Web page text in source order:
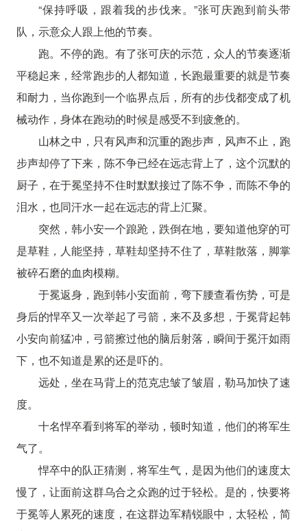
“保持呼吸，跟着我的步伐来。”张可庆跑到前头带
队，示意众人跟上他的节奏。
跑。不停的跑。有了张可庆的示范，众人的节奏逐渐
平稳起来，经常跑步的人都知道，长跑最重要的就是节奏
和耐力，当你跑到一个临界点后，所有的步伐都变成了机
械动作，身体在跑动的时候是感受不到疲惫的。
山林之中，只有风声和沉重的跑步声，风声不止，跑
步声却停了下来，陈不争已经在远志背上了，这个沉默的
厨子，在于冕坚持不住时默默接过了陈不争，而陈不争的
泪水，也同汗水一起在远志的背上汇聚。
突然，韩小安一个踉跄，跌倒在地，要知道他穿的可
是草鞋，人能坚持，草鞋却坚持不住了，草鞋散落，脚掌
被碎石磨的血肉模糊。
于冕返身，跑到韩小安面前，弯下腰查看伤势，可是
身后的悍卒又一次举起了弓箭，来不及多想，于冕背起韩
小安向前猛冲，弓箭擦过他的脑后射落，瞬间于冕汗如雨
下，也不知道是累的还是吓的。
远处，坐在马背上的范克忠皱了皱眉，勒马加快了速
度。
十名悍卒看到将军的举动，顿时知道，他们的将军生
气了。
悍卒中的队正猜测，将军生气，是因为他们的速度太
慢了，让面前这群乌合之众跑的过于轻松。是的，快要将
于冕等人累死的速度，在这群边军精锐眼中，太轻松，简